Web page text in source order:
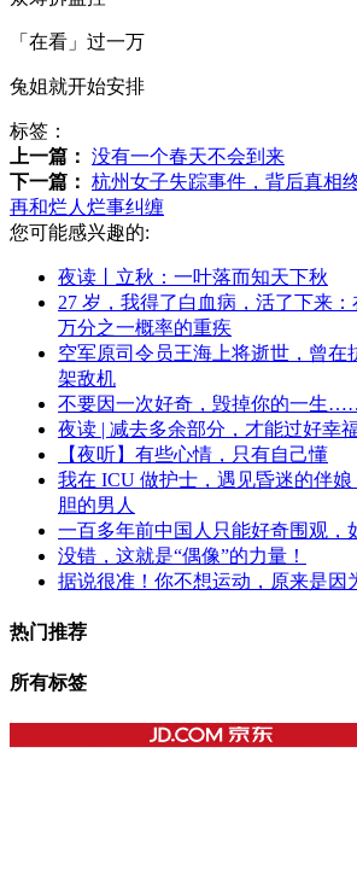
「在看」过一万
兔姐就开始安排
标签：
上一篇： 没有一个春天不会到来
下一篇： 杭州女子失踪事件，背后真相
再和烂人烂事纠缠
您可能感兴趣的:
夜读丨立秋：一叶落而知天下秋
27 岁，我得了白血病，活了下来
万分之一概率的重疾
空军原司令员王海上将逝世，曾在
架敌机
不要因一次好奇，毁掉你的一生
夜读 | 减去多余部分，才能过好幸
【夜听】有些心情，只有自己懂
我在 ICU 做护士，遇见昏迷的伴
胆的男人
一百多年前中国人只能好奇围观，
没错，这就是“偶像”的力量！
据说很准！你不想运动，原来是
热门推荐
所有标签